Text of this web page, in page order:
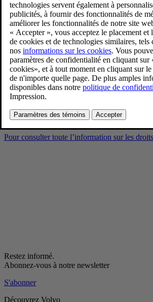
Håkan Samuelsson -
Volvo Cars
4/28/2025
Favoris
Partager
Télécharger
Håkan Samuelsson - CEO Volvo Cars
Pour consulter toute l’information sur les